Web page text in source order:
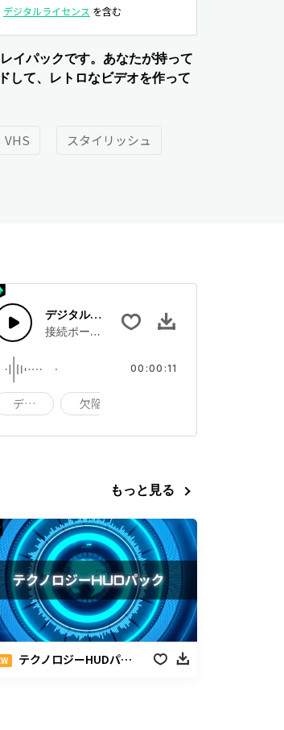
デジタルライセンス を含む
イパックです。あなたが持って
して、レトロなビデオを作って
VHS スタイリッシュ
。
デジタルエラー
接続ポートを通り抜けている電流の音。
デジタル 欠陥
00:00:11
もっと見る
テクノロジーHUDパック